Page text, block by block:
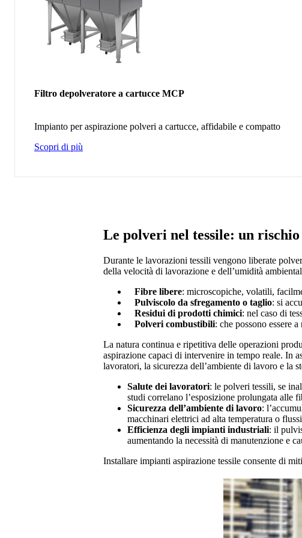
Filtro depolveratore a cartucce MCP
Impianto per aspirazione polveri a cartucce, affidabile e compatto
Scopri di più
Le polveri nel tessile: un
Durante le lavorazioni tessili vengono liberate
della velocità di lavorazione e dell’umidità
Fibre libere: microscopiche, volatili,
Pulviscolo da sfregamento o taglio: si
Residui di prodotti chimici: nel caso di
Polveri combustibili: che possono essere
La natura continua e ripetitiva delle operazioni
aspirazione capaci di intervenire in tempo reale. In
lavoratori, la sicurezza dell’ambiente di lavoro e la
Salute dei lavoratori: le polveri tessili, se
studi correlano l’esposizione prolungata alle
Sicurezza dell’ambiente di lavoro:
macchinari elettrici ad alta temperatura o
Efficienza degli impianti industriali: il
aumentando la necessità di manutenzione e
Installare impianti aspirazione tessile consente di